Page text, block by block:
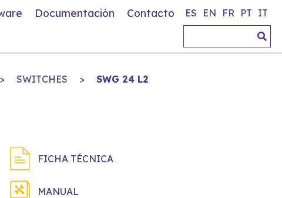
Documentación Contacto ES EN FR PT IT
> SWITCHES > SWG 24 L2
FICHA TÉCNICA
MANUAL